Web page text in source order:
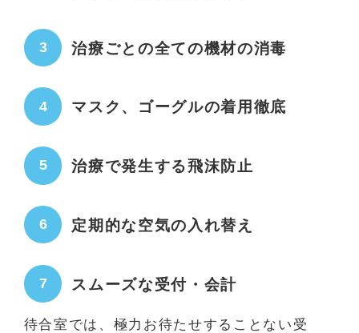
治療ごとの全ての機材の消毒
マスク、ゴーグルの着用徹底
治療で発生する飛沫防止
定期的な空気の入れ替え
スムーズな受付・会計
待合室では、極力お待たせすることない受